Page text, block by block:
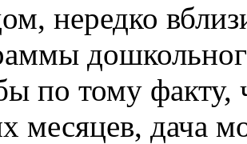
нередко
по тому факту,
месяцев, дача